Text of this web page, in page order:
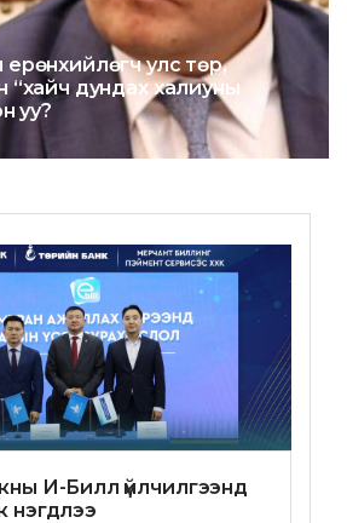
улс төр,
“хайч дундах халиуны
уу?
И-Билл үйлчилгээнд
нэгдлээ